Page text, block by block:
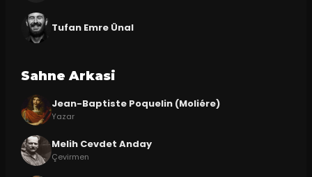
Tufan Emre Ünal
Sahne Arkasi
Jean-Baptiste Poquelin (Moliére)
Yazar
Melih Cevdet Anday
Çevirmen